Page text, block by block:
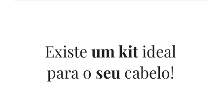
Existe um kitideal
para o seu cabelo!